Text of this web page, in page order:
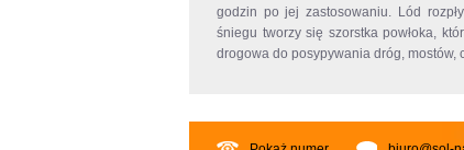
godzin po jej zastosowaniu. Lód
śniegu tworzy się szorstka powłoka,
drogowa do posypywania dróg, mostów,